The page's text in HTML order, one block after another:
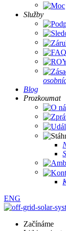
Služby
Blog
Prozkoumat
ENG
Začínáme